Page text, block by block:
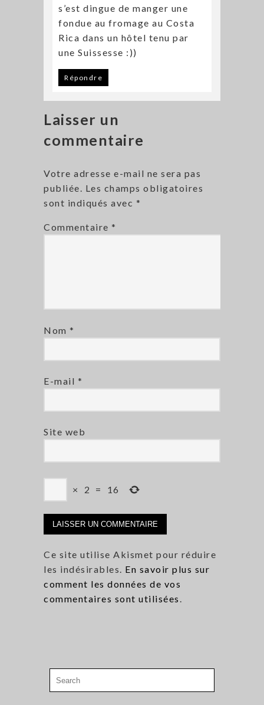
s’est dingue de manger une
fondue au fromage au Costa
Rica dans un hôtel tenu par
une Suissesse :))
Répondre
Laisser un
commentaire
Votre adresse e-mail ne sera pas
publiée. Les champs obligatoires
sont indiqués avec *
Commentaire *
Nom *
E-mail *
Site web
× 2 = 16
Ce site utilise Akismet pour réduire
les indésirables. En savoir plus sur
comment les données de vos
commentaires sont utilisées .
for: